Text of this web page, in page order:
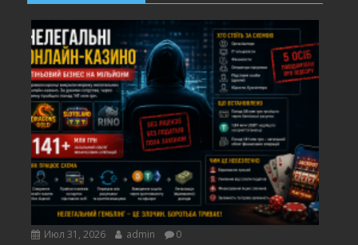
Июл 31, 2026 admin 0